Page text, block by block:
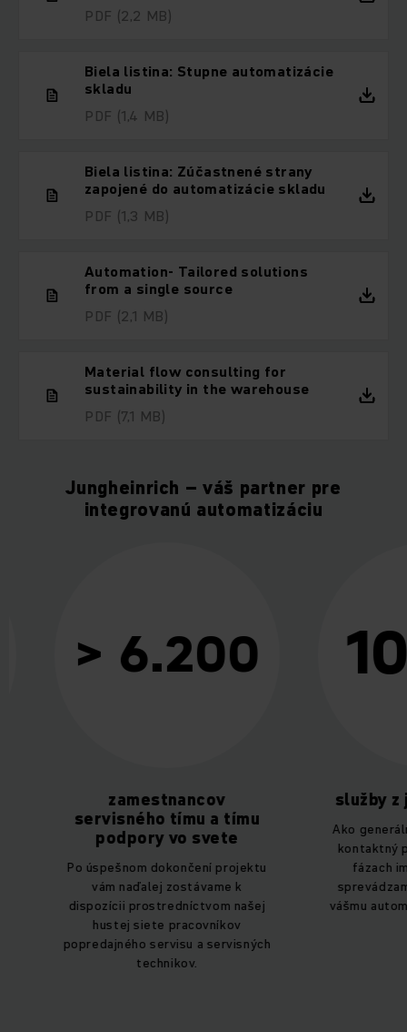
PDF (2,2 MB)
Biela listina: Stupne automatizácie
skladu
PDF (1,4 MB)
Biela listina: Zúčastnené strany
zapojené do automatizácie skladu
PDF (1,3 MB)
Automation- Tailored solutions
from a single source
PDF (2,1 MB)
Material flow consulting for
sustainability in the warehouse
PDF (7,1 MB)
Jungheinrich – váš partner pre
integrovanú automatizáciu
> 6.200
zamestnancov
servisného tímu a tímu
podpory vo svete
Po úspešnom dokončení projektu
vám naďalej zostávame k
dispozícii prostredníctvom našej
hustej siete pracovníkov
popredajného servisu a servisných
technikov.
služby z
Ako generálny
kontaktný
fázach
sprevádzame
vášmu